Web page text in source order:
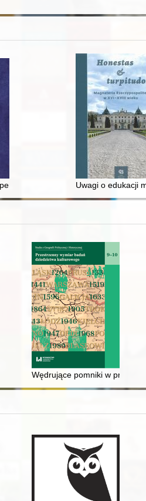
z rodu ŚlązakaUwagi o edukacji
jej badania - przypadek Śląska
Wędrujące pomniki w